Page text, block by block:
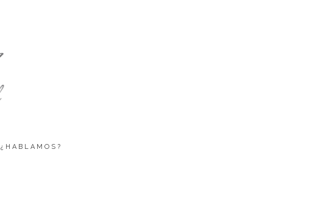
¿HABLAMOS?